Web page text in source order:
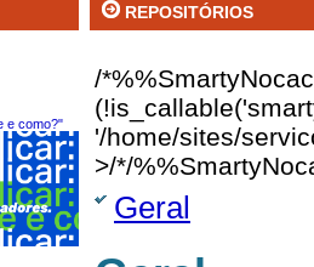
e como?"
REPOSITÓRIOS
/
'/home/sites/
>/*/
Geral